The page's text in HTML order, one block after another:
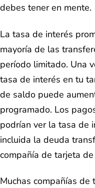
debes tener en mente.
La tasa de interés
mayoría de las
período limitado. Una
tasa de interés en tu
de saldo puede
programado. Los
podrían ver la tasa de
incluida la deuda
compañía de tarjeta
Muchas compañías